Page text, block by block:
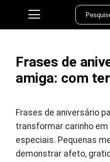
Frases de
amiga: com
Frases de aniversário
transformar carinho
especiais. Pequenas
demonstrar afeto,